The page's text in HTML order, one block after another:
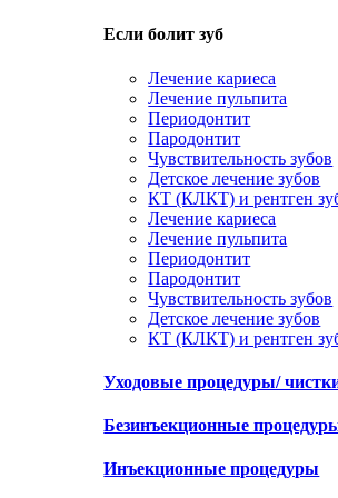
Если болит зуб
Лечение кариеса
Лечение пульпита
Периодонтит
Пародонтит
Чувствительность зубов
Детское лечение зубов
КТ (КЛКТ) и рентген
Лечение кариеса
Лечение пульпита
Периодонтит
Пародонтит
Чувствительность зубов
Детское лечение зубов
КТ (КЛКТ) и рентген
Уходовые процедуры/
Безинъекционные
Инъекционные процедуры